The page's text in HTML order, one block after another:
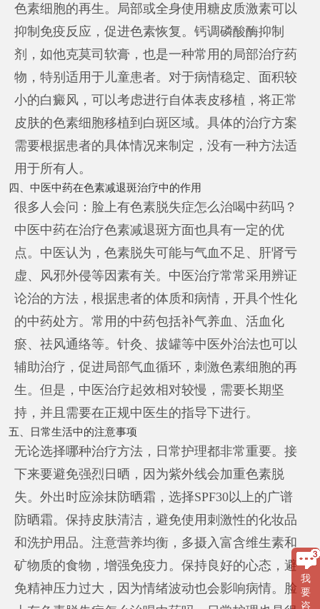
色素细胞的再生。局部或全身使用糖皮质激素可以
抑制免疫反应，促进色素恢复。钙调磷酸酶抑制
剂，如他克莫司软膏，也是一种常用的局部治疗药
物，特别适用于儿童患者。对于病情稳定、面积较
小的白癜风，可以考虑进行自体表皮移植，将正常
皮肤的色素细胞移植到白斑区域。具体的治疗方案
需要根据患者的具体情况来制定，没有一种方法适
用于所有人。
四、中医中药在色素减退斑治疗中的作用
很多人会问：脸上有色素脱失症怎么治喝中药吗？
中医中药在治疗色素减退斑方面也具有一定的优
点。中医认为，色素脱失可能与气血不足、肝肾亏
虚、风邪外侵等因素有关。中医治疗常常采用辨证
论治的方法，根据患者的体质和病情，开具个性化
的中药处方。常用的中药包括补气养血、活血化
瘀、祛风通络等。针灸、拔罐等中医外治法也可以
辅助治疗，促进局部气血循环，刺激色素细胞的再
生。但是，中医治疗起效相对较慢，需要长期坚
持，并且需要在正规中医生的指导下进行。
五、日常生活中的注意事项
无论选择哪种治疗方法，日常护理都非常重要。接
下来要避免强烈日晒，因为紫外线会加重色素脱
失。外出时应涂抹防晒霜，选择SPF30以上的广谱
防晒霜。保持皮肤清洁，避免使用刺激性的化妆品
和洗护用品。注意营养均衡，多摄入富含维生素和
矿物质的食物，增强免疫力。保持良好的心态，避
免精神压力过大，因为情绪波动也会影响病情。脸
我
要
咨